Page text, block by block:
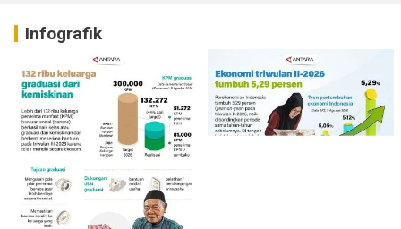
Infografik